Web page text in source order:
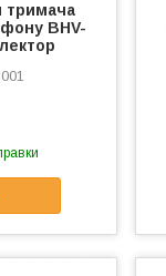
тримача
BHV-